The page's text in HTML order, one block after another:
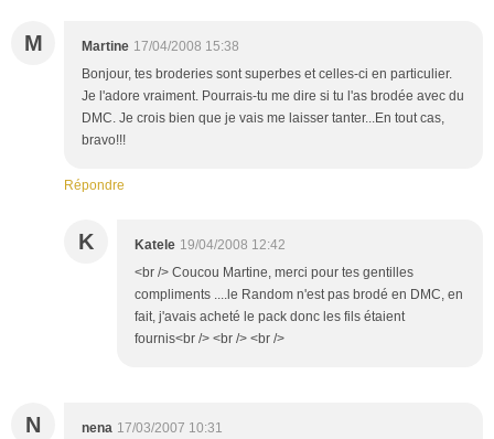
M Martine 17/04/2008 15:38
Bonjour, tes broderies sont superbes et celles-ci en particulier.
Je l'adore vraiment. Pourrais-tu me dire si tu l'as brodée avec du
DMC. Je crois bien que je vais me laisser tanter...En tout cas,
bravo!!!
Répondre
K Katele 19/04/2008 12:42
<br /> Coucou Martine, merci pour tes gentilles
compliments ....le Random n'est pas brodé en DMC, en
fait, j'avais acheté le pack donc les fils étaient
fournis<br /> <br /> <br />
N nena 17/03/2007 10:31